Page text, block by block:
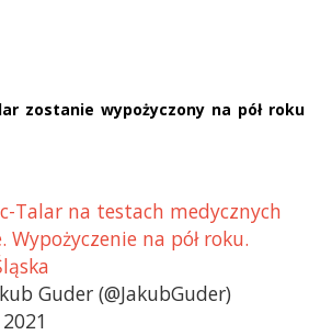
zostanie wypożyczony na pół roku
Talar na testach medycznych
Wypożyczenie na pół roku.
Guder (@JakubGuder)